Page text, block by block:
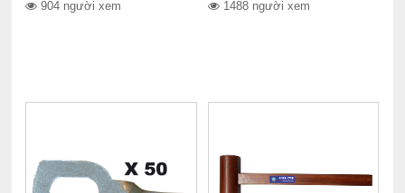
904 người xem 1488 người xem